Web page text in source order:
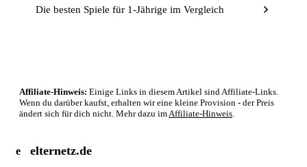
Die besten Spiele für 1-Jährige im Vergleich
Affiliate-Hinweis: Einige Links in diesem Artikel sind Affiliate-Links.
Wenn du darüber kaufst, erhalten wir eine kleine Provision - der Preis
ändert sich für dich nicht. Mehr dazu im Affiliate-Hinweis
e elternetz.de